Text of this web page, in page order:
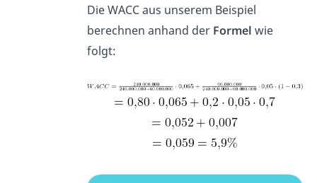
Die WACC aus unserem Beispiel
berechnen anhand der Formel wie
folgt: